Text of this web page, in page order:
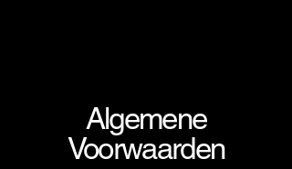
Algemene
Voorwaarden